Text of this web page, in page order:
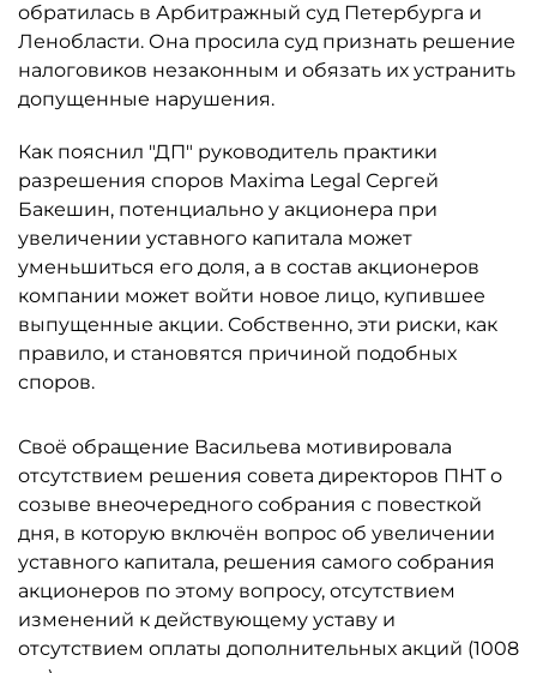
обратилась в Арбитражный суд Петербурга и
Ленобласти. Она просила суд признать решение
налоговиков незаконным и обязать их устранить
допущенные нарушения.
Как пояснил "ДП" руководитель практики
разрешения споров Maxima Legal Сергей
Бакешин, потенциально у акционера при
увеличении уставного капитала может
уменьшиться его доля, а в состав акционеров
компании может войти новое лицо, купившее
выпущенные акции. Собственно, эти риски, как
правило, и становятся причиной подобных
споров.
Своё обращение Васильева мотивировала
отсутствием решения совета директоров ПНТ о
созыве внеочередного собрания с повесткой
дня, в которую включён вопрос об увеличении
уставного капитала, решения самого собрания
акционеров по этому вопросу, отсутствием
изменений к действующему уставу и
отсутствием оплаты дополнительных акций (1008